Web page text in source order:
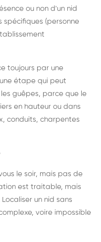
ou non d'un nid
spécifiques (personne
toujours par une
étape qui peut
guêpes, parce que le
en hauteur ou dans
conduits, charpentes
le soir, mais pas de
est traitable, mais
un nid sans
voire impossible